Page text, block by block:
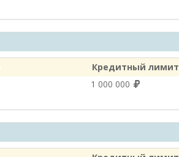
Кредитный лимит
1 000 000